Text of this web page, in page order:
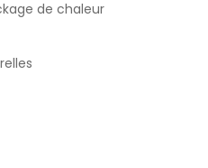
de chaleur